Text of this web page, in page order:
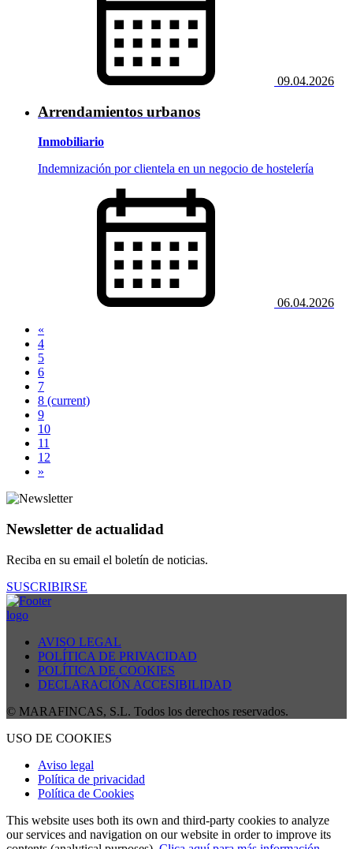
09.04.2026
Arrendamientos urbanos
Inmobiliario
Indemnización por clientela en un negocio de hostelería
06.04.2026
«
4
5
6
7
8 (current)
9
10
11
12
»
Newsletter de actualidad
Reciba en su email el boletín de noticias.
SUSCRIBIRSE
AVISO LEGAL
POLÍTICA DE PRIVACIDAD
POLÍTICA DE COOKIES
DECLARACIÓN ACCESIBILIDAD
© MARAFINCAS, S.L. Todos los derechos reservados.
USO DE COOKIES
Aviso legal
Política de privacidad
Política de Cookies
This website uses both its own and third-party cookies to analyze
our services and navigation on our website in order to improve its